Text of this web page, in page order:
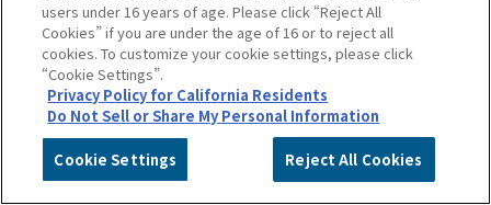
users under 16 years of age. Please click “Reject All
Cookies” if you are under the age of 16 or to reject all
cookies. To customize your cookie settings, please click
“Cookie Settings”.
Privacy Policy for California Residents
Do Not Sell or Share My Personal Information
Cookie Settings Reject All Cookies